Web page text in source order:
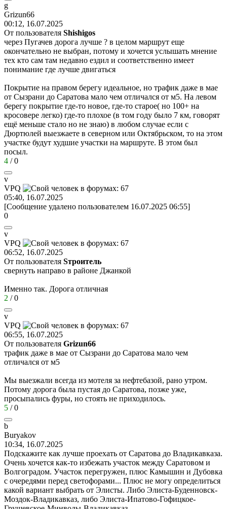
g
Grizun66
00:12, 16.07.2025
От пользователя Shishigos
через Пугачев дорога лучше ? в целом маршрут еще
окончательно не выбран, потому и хочется услышать мнение
тех кто сам там недавно ездил и соответственно имеет
понимание где лучше двигаться
Покрытие на правом берегу идеальное, но трафик даже в мае
от Сызрани до Саратова мало чем отличался от м5. На левом
берегу покрытие где-то новое, где-то старое( но 100+ на
кросовере легко) где-то плохое (в том году было 7 км, говорят
ещё меньше стало но не знаю) в любом случае если с
Дюртюлей выезжаете в северном или Октябрьском, то на этом
участке будут худшие участки на маршруте. В этом был
посыл.
4 /0
v
VPQ
05:40, 16.07.2025
[Сообщение удалено пользователем 16.07.2025 06:55]
0
v
VPQ
06:52, 16.07.2025
От пользователя Sтроитель
свернуть направо в районе Джанкой
Именно так. Дорога отличная
2 /0
v
VPQ
06:55, 16.07.2025
От пользователя Grizun66
трафик даже в мае от Сызрани до Саратова мало чем
отличался от м5
Мы выезжали всегда из мотеля за нефтебазой, рано утром.
Потому дорога была пустая до Саратова, позже уже,
просыпались фуры, но стоять не приходилось.
5 /0
b
Buryakov
10:34, 16.07.2025
Подскажите как лучше проехать от Саратова до Владикавказа.
Очень хочется как-то избежать участок между Саратовом и
Волгоградом. Участок перегружен, плюс Камышин и Дубовка
с очередями перед светофорами... Плюс не могу определиться
какой вариант выбрать от Элисты. Либо Элиста-Буденновск-
Моздок-Владикавказ, либо Элиста-Ипатово-Гофицкое-